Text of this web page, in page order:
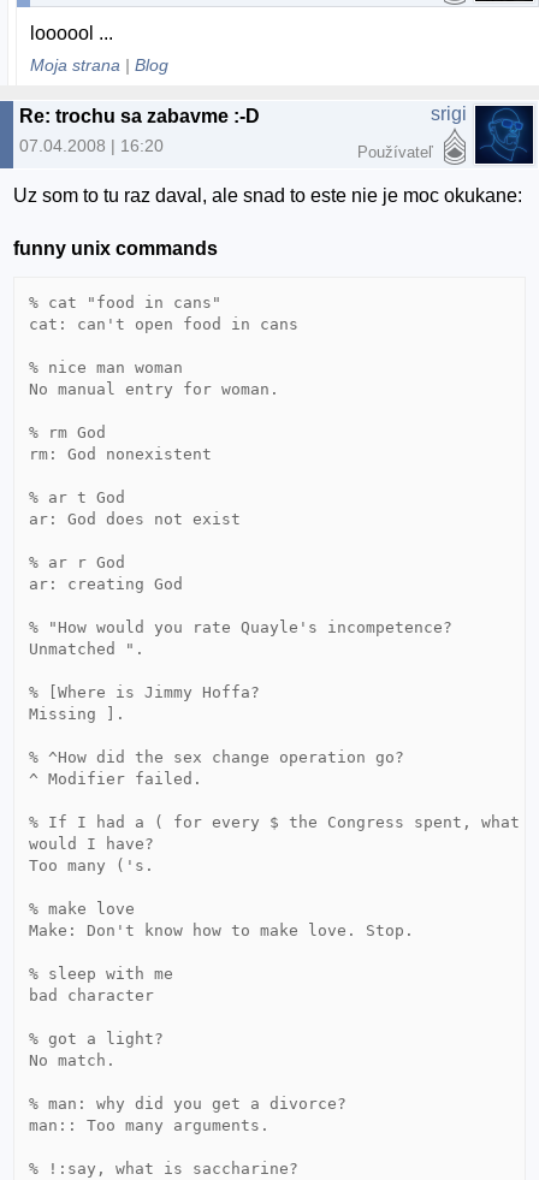
loooool ...
Moja strana |Blog
Re: trochu sa zabavme :-D
07.04.2008 | 16:20
srigi
Používateľ
Uz som to tu raz daval, ale snad to este nie je moc okukane:
funny unix commands
% cat "food in cans"
cat: can't open food in cans
% nice man woman
No manual entry for woman.
% rm God
rm: God nonexistent
% ar t God
ar: God does not exist
% ar r God
ar: creating God
% "How would you rate Quayle's incompetence?
Unmatched ".
% [Where is Jimmy Hoffa?
Missing ].
% ^How did the sex change operation go?
^ Modifier failed.
% If I had a ( for every $ the Congress spent, what
would I have?
Too many ('s.
% make love
Make: Don't know how to make love. Stop.
% sleep with me
bad character
% got a light?
No match.
% man: why did you get a divorce?
man:: Too many arguments.
% !:say, what is saccharine?